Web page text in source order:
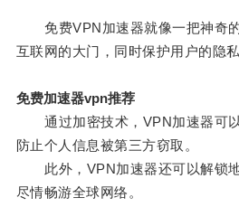
免费VPN加速器就像一把神奇
互联网的大门，同时保护用户的隐
免费加速器vpn推荐
通过加密技术，VPN加速器可以
防止个人信息被第三方窃取。
此外，VPN加速器还可以解锁地
尽情畅游全球网络。